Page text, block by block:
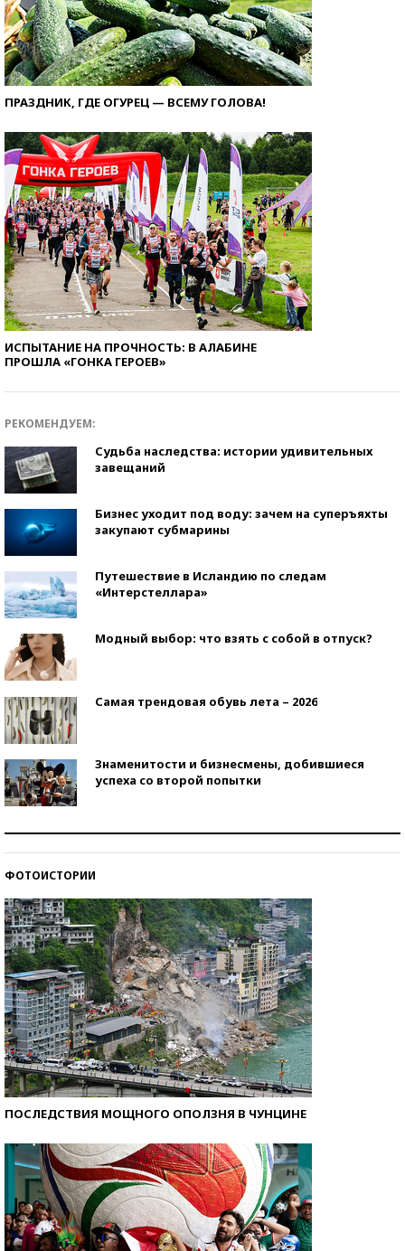
ПРАЗДНИК, ГДЕ ОГУРЕЦ — ВСЕМУ ГОЛОВА!
ИСПЫТАНИЕ НА ПРОЧНОСТЬ: В АЛАБИНЕ
ПРОШЛА «ГОНКА ГЕРОЕВ»
РЕКОМЕНДУЕМ:
Судьба наследства: истории удивительных
завещаний
Бизнес уходит под воду: зачем на суперъяхты
закупают субмарины
Путешествие в Исландию по следам
«Интерстеллара»
Модный выбор: что взять с собой в отпуск?
Самая трендовая обувь лета – 2026
Знаменитости и бизнесмены, добившиеся
успеха со второй попытки
ФОТОИСТОРИИ
ПОСЛЕДСТВИЯ МОЩНОГО ОПОЛЗНЯ В ЧУНЦИНЕ